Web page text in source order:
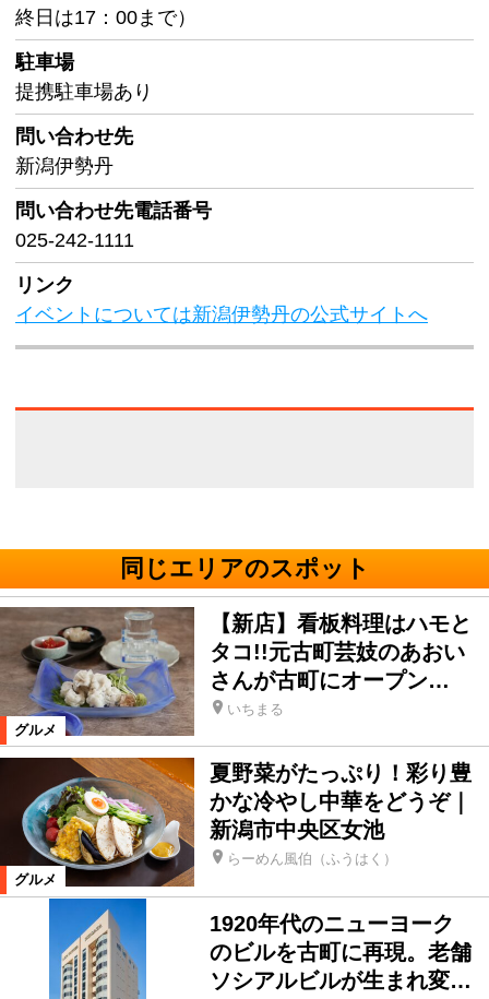
終日は17：00まで）
駐車場
提携駐車場あり
問い合わせ先
新潟伊勢丹
問い合わせ先電話番号
025-242-1111
リンク
イベントについては新潟伊勢丹の公式サイトへ
同じエリアのスポット
グルメ
【新店】看板料理はハモと
タコ!!元古町芸妓のあおい
さんが古町にオープン…
いちまる
グルメ
夏野菜がたっぷり！彩り豊
かな冷やし中華をどうぞ｜
新潟市中央区女池
らーめん風伯（ふうはく）
1920年代のニューヨーク
のビルを古町に再現。老舗
ソシアルビルが生まれ変…